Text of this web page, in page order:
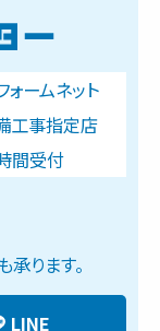
ォームネット
工事指定店
間受付
ります。
LINE